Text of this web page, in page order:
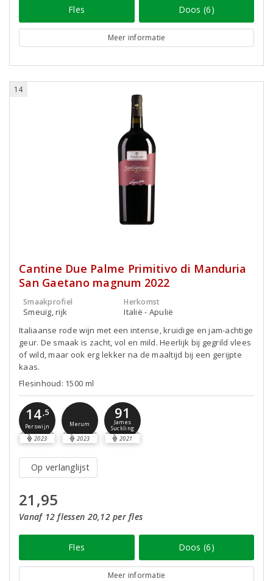
Fles Doos (6)
Meer informatie
14
Cantine Due Palme Primitivo di Manduria
San Gaetano magnum 2022
Smaakprofiel
Smeuïg, rijk
Herkomst
Italië - Apulië
Italiaanse rode wijn met een intense, kruidige en jam-achtige
geur. De smaak is zacht, vol en mild. Heerlijk bij gegrild vlees
of wild, maar ook erg lekker na de maaltijd bij een gerijpte
kaas.
Flesinhoud: 1500 ml
14,5
Perswijn
2023
Merum
2023
91
James
Suckling
2021
Op verlanglijst
21,95
Vanaf 12 flessen 20,12 per fles
Fles Doos (6)
Meer informatie